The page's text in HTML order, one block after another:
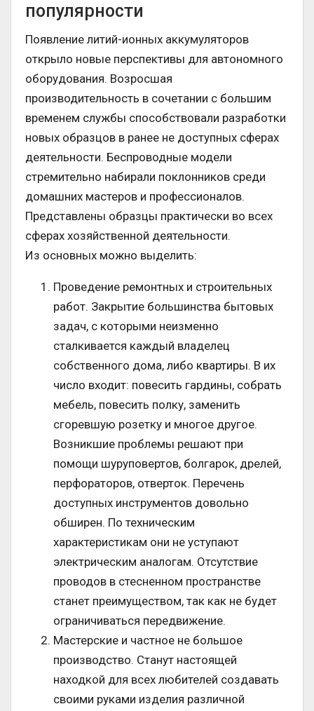
популярности
Появление литий-ионных аккумуляторов
открыло новые перспективы для автономного
оборудования. Возросшая
производительность в сочетании с большим
временем службы способствовали разработки
новых образцов в ранее не доступных сферах
деятельности. Беспроводные модели
стремительно набирали поклонников среди
домашних мастеров и профессионалов.
Представлены образцы практически во всех
сферах хозяйственной деятельности.
Из основных можно выделить:
Проведение ремонтных и строительных
работ. Закрытие большинства бытовых
задач, с которыми неизменно
сталкивается каждый владелец
собственного дома, либо квартиры. В их
число входит: повесить гардины, собрать
мебель, повесить полку, заменить
сгоревшую розетку и многое другое.
Возникшие проблемы решают при
помощи шуруповертов, болгарок, дрелей,
перфораторов, отверток. Перечень
доступных инструментов довольно
обширен. По техническим
характеристикам они не уступают
электрическим аналогам. Отсутствие
проводов в стесненном пространстве
станет преимуществом, так как не будет
ограничиваться передвижение.
Мастерские и частное не большое
производство. Станут настоящей
находкой для всех любителей создавать
своими руками изделия различной